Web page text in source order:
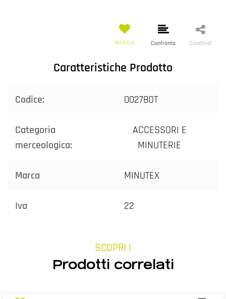
Wishlist Confronta Condividi
Caratteristiche Prodotto
Codice: 00278OT
Categoria
merceologica:
ACCESSORI E
MINUTERIE
Marca MINUTEX
Iva 22
SCOPRI I
Prodotti correlati